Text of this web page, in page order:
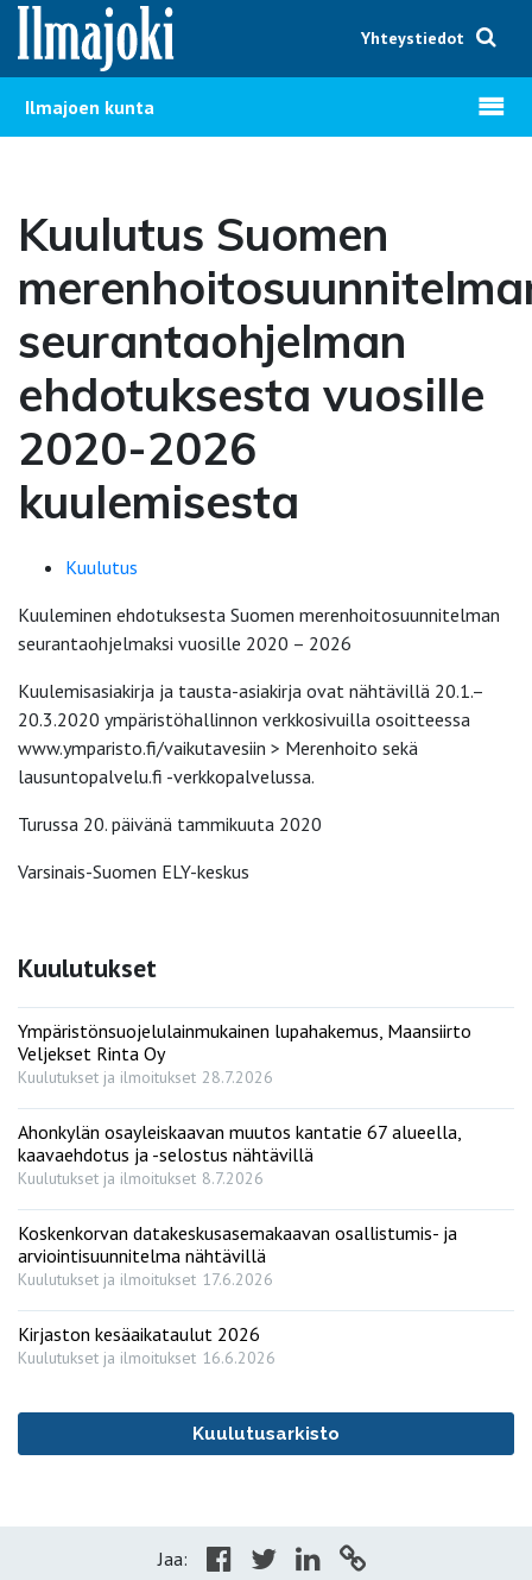
Hyppää sisältöön
Yhteystiedot
Ilmajoen kunta Avaa
Kuulutus Suomen
seurantaohjelman
ehdotuksesta vuosille
2020-2026
kuulemisesta
Kuulutus
Kuuleminen ehdotuksesta Suomen merenhoitosuunnitelman
seurantaohjelmaksi vuosille 2020 – 2026
Kuulemisasiakirja ja tausta-asiakirja ovat nähtävillä 20.1.–
20.3.2020 ympäristöhallinnon verkkosivuilla osoitteessa
www.ymparisto.fi/vaikutavesiin > Merenhoito sekä
lausuntopalvelu.fi -verkkopalvelussa.
Turussa 20. päivänä tammikuuta 2020
Varsinais-Suomen ELY-keskus
Kuulutukset
Ympäristönsuojelulainmukainen lupahakemus, Maansiirto
Veljekset Rinta Oy
Kuulutukset ja ilmoitukset 28.7.2026
Ahonkylän osayleiskaavan muutos kantatie 67 alueella,
kaavaehdotus ja -selostus nähtävillä
Kuulutukset ja ilmoitukset 8.7.2026
Koskenkorvan datakeskusasemakaavan osallistumis- ja
arviointisuunnitelma nähtävillä
Kuulutukset ja ilmoitukset 17.6.2026
Kirjaston kesäaikataulut 2026
Kuulutukset ja ilmoitukset 16.6.2026
Kuulutusarkisto
Jaa: